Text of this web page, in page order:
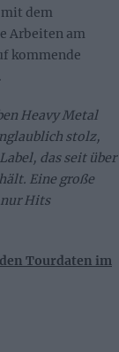
mit dem
Arbeiten am
kommende
Heavy Metal
stolz,
das seit über
Eine große
Hits
Tourdaten im